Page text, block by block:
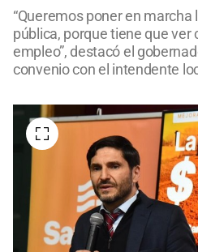
“Queremos poner en
pública, porque tiene que ver
empleo”, destacó el
convenio con el intendente